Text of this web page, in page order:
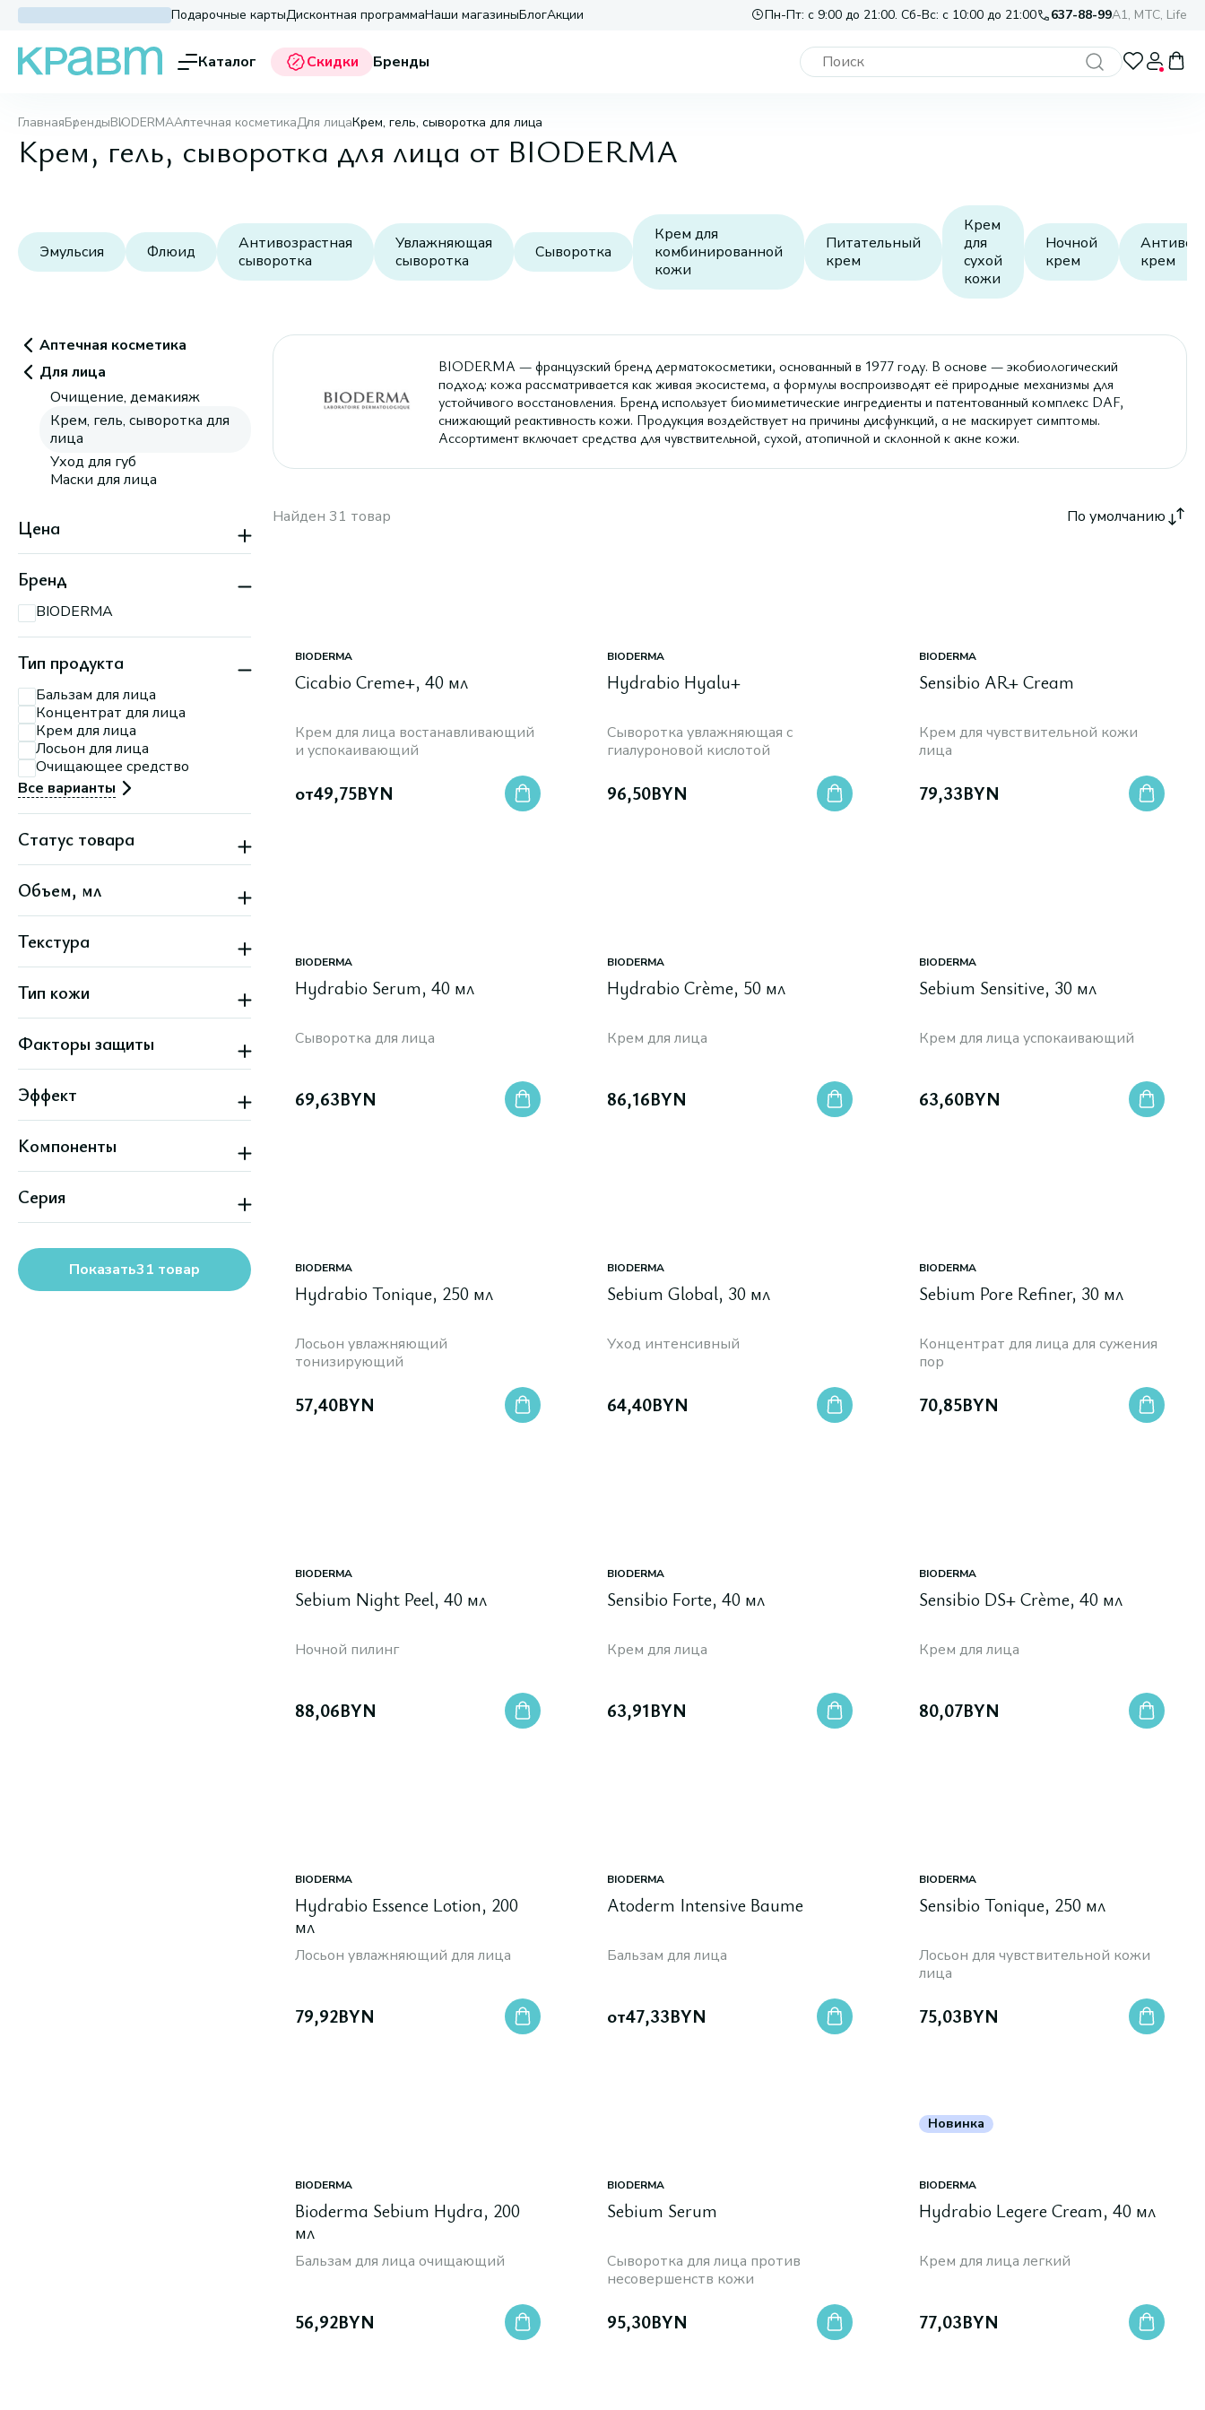
Подарочные картыДисконтная программаНаши магазиныБлогАкции Пн-Пт: с 9:00 до 21:00. Сб-Вс: с 10:00 до 21:00 637-88-99A1, МТС, Life
Каталог Скидки Бренды
ГлавнаяБрендыBIODERMAАптечная косметикаДля лицаКрем, гель, сыворотка для лица
Крем, гель, сыворотка для лица от BIODERMA
Эмульсия Флюид
Антивозрастная
сыворотка
Увлажняющая
сыворотка
Сыворотка
Крем для
комбинированной
кожи
Питательный
крем
Крем
для
сухой
кожи
Ночной
крем
крем
Аптечная косметика
Для лица
Очищение, демакияж
Крем, гель, сыворотка для
лица
Уход для губ
Маски для лица
Цена
Бренд
BIODERMA
Тип продукта
Бальзам для лица
Концентрат для лица
Крем для лица
Лосьон для лица
Очищающее средство
Все варианты
Статус товара
Новинка
Объем, мл
Текстура
Гелевая
Жидкая
Тип кожи
Жирная
Зрелая
Комбинированная
С куперозом, Покраснениями
Все варианты
Факторы защиты
SPF от 50 и выше
Эффект
Восстановление
Гладкость
Матовый
Все варианты
Компоненты
BHA-кислоты
Витамины B
Глицерин
Салициловая кислота
Все варианты
Серия
Sebium (Bioderma)
Показать31 товар
BIODERMA — французский бренд дерматокосметики, основанный в 1977 году. В основе — экобиологический
подход: кожа рассматривается как живая экосистема, а формулы воспроизводят её природные механизмы для
устойчивого восстановления. Бренд использует биомиметические ингредиенты и патентованный комплекс DAF,
снижающий реактивность кожи. Продукция воздействует на причины дисфункций, а не маскирует симптомы.
Ассортимент включает средства для чувствительной, сухой, атопичной и склонной к акне кожи.
Найден 31 товар По умолчанию
BIODERMA
Cicabio Creme+, 40 мл
Крем для лица востанавливающий
и успокаивающий
от49,75BYN
BIODERMA
Hydrabio Hyalu+
Сыворотка увлажняющая с
гиалуроновой кислотой
96,50BYN
BIODERMA
Sensibio AR+ Cream
Крем для чувствительной кожи
лица
79,33BYN
BIODERMA
Hydrabio Serum, 40 мл
Сыворотка для лица
69,63BYN
BIODERMA
Hydrabio Crème, 50 мл
Крем для лица
86,16BYN
BIODERMA
Sebium Sensitive, 30 мл
Крем для лица успокаивающий
63,60BYN
BIODERMA
Hydrabio Tonique, 250 мл
Лосьон увлажняющий
тонизирующий
57,40BYN
BIODERMA
Sebium Global, 30 мл
Уход интенсивный
64,40BYN
BIODERMA
Sebium Pore Refiner, 30 мл
Концентрат для лица для сужения
пор
70,85BYN
BIODERMA
Sebium Night Peel, 40 мл
Ночной пилинг
88,06BYN
BIODERMA
Sensibio Forte, 40 мл
Крем для лица
63,91BYN
BIODERMA
Sensibio DS+ Crème, 40 мл
Крем для лица
80,07BYN
BIODERMA
Hydrabio Essence Lotion, 200
мл
Лосьон увлажняющий для лица
79,92BYN
BIODERMA
Atoderm Intensive Baume
Бальзам для лица
от47,33BYN
BIODERMA
Sensibio Tonique, 250 мл
Лосьон для чувствительной кожи
лица
75,03BYN
BIODERMA
Bioderma Sebium Hydra, 200
мл
Бальзам для лица очищающий
56,92BYN
BIODERMA
Sebium Serum
Сыворотка для лица против
несовершенств кожи
95,30BYN
Новинка
BIODERMA
Hydrabio Legere Cream, 40 мл
Крем для лица легкий
77,03BYN